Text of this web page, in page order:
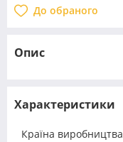
До обраного
Опис
Характеристики
Країна виробництва